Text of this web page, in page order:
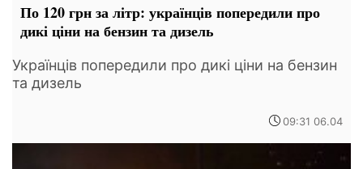
По 120 грн за літр: українців попередили про
дикі ціни на бензин та дизель
Українців попередили про дикі ціни на бензин
та дизель
09:31 06.04